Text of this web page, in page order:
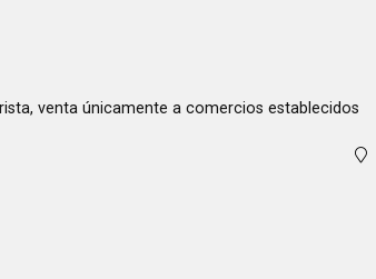
venta únicamente a comercios establecidos